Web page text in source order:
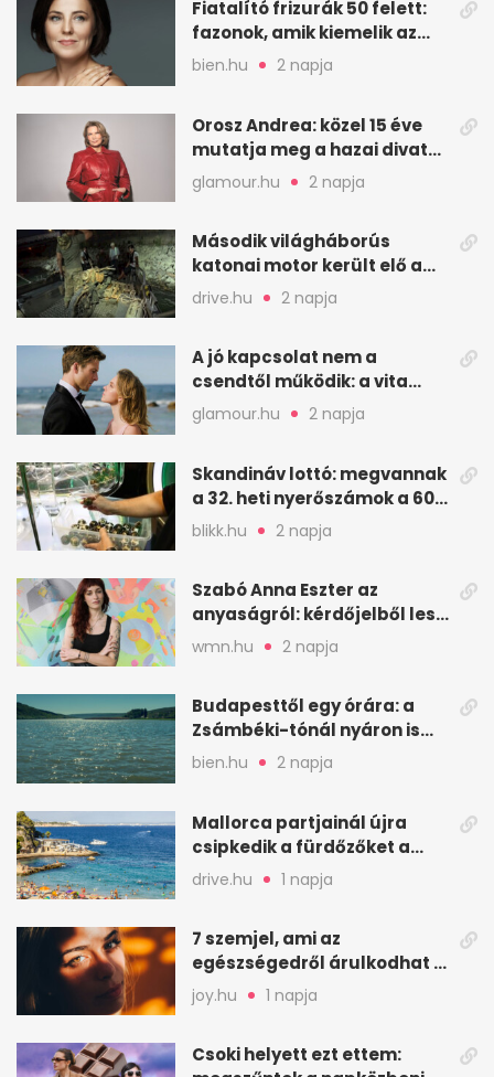
Fiatalító frizurák 50 felett:
fazonok, amik kiemelik az
arcodat
bien.hu 2 napja
Orosz Andrea: közel 15 éve
mutatja meg a hazai divat
arcait
glamour.hu 2 napja
Második világháborús
katonai motor került elő a
Dunából a Batthyány térnél
drive.hu 2 napja
A jó kapcsolat nem a
csendtől működik: a vita
néha egészséges jel
glamour.hu 2 napja
Skandináv lottó: megvannak
a 32. heti nyerőszámok a 600
milliós játékhoz
blikk.hu 2 napja
Szabó Anna Eszter az
anyaságról: kérdőjelből lesz
valaha felkiáltójel?
wmn.hu 2 napja
Budapesttől egy órára: a
Zsámbéki-tónál nyáron is
van hely
bien.hu 2 napja
Mallorca partjainál újra
csipkedik a fürdőzőket a
halak a sekély vízben
drive.hu 1 napja
7 szemjel, ami az
egészségedről árulkodhat –
erre figyelj oda
joy.hu 1 napja
Csoki helyett ezt ettem: